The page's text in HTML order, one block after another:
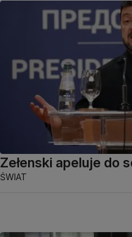
Zełenski apeluje do
ŚWIAT